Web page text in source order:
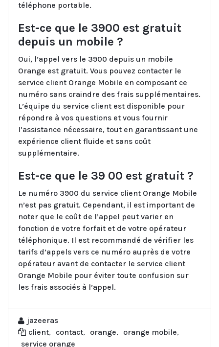
téléphone portable.
Est-ce que le 3900 est gratuit
depuis un mobile ?
Oui, l’appel vers le 3900 depuis un mobile
Orange est gratuit. Vous pouvez contacter le
service client Orange Mobile en composant ce
numéro sans craindre des frais supplémentaires.
L’équipe du service client est disponible pour
répondre à vos questions et vous fournir
l’assistance nécessaire, tout en garantissant une
expérience client fluide et sans coût
supplémentaire.
Est-ce que le 39 00 est gratuit ?
Le numéro 3900 du service client Orange Mobile
n’est pas gratuit. Cependant, il est important de
noter que le coût de l’appel peut varier en
fonction de votre forfait et de votre opérateur
téléphonique. Il est recommandé de vérifier les
tarifs d’appels vers ce numéro auprès de votre
opérateur avant de contacter le service client
Orange Mobile pour éviter toute confusion sur
les frais associés à l’appel.
jazeeras
client, contact, orange, orange mobile,
service orange